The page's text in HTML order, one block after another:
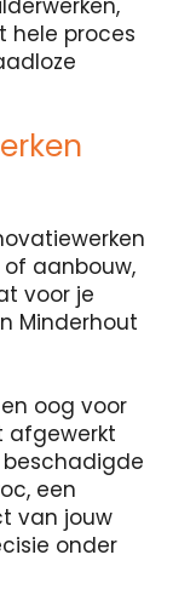
hele proces
aanbouw,
voor je
Minderhout
oog voor
afgewerkt
een
van jouw
onder